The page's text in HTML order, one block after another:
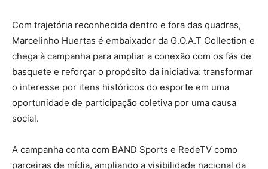
Com trajetória reconhecida dentro e fora das quadras,
Marcelinho Huertas é embaixador da G.O.A.T Collection e
chega à campanha para ampliar a conexão com os fãs de
basquete e reforçar o propósito da iniciativa: transformar
o interesse por itens históricos do esporte em uma
oportunidade de participação coletiva por uma causa
social.
A campanha conta com BAND Sports e RedeTV como
parceiras de mídia, ampliando a visibilidade nacional da